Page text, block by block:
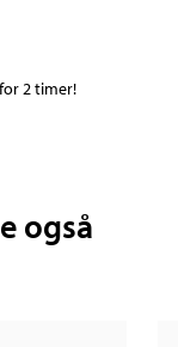
2 timer!
også